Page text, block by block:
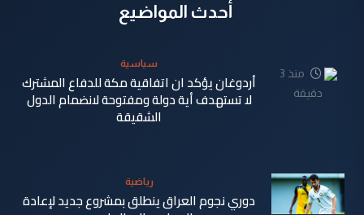
أحدث المواضيع
منذ 3
دقيقة
سياسية
أردوغان يؤكد ان اتفاقية مكة للدفاع المشترك
لا تستهدف أية دولة ومفتوحة لانضمام الدول
الشقيقة
رياضية
دوري نجوم العراق ينطلق بمشروع جديد لإعادة